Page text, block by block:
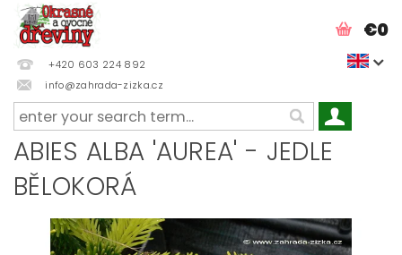
+420 603 224 892
info@zahrada-zizka.cz
€0
ABIES ALBA 'AUREA' - JEDLE
BĚLOKORÁ